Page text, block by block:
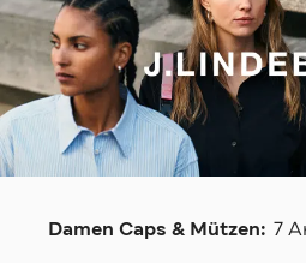
Damen Caps & Mützen: 7